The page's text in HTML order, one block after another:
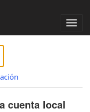
cuenta local